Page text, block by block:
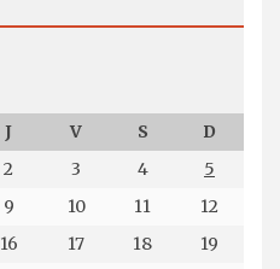
J V S
D
2 3 4
5
9 10 11
12
16 17 18
19